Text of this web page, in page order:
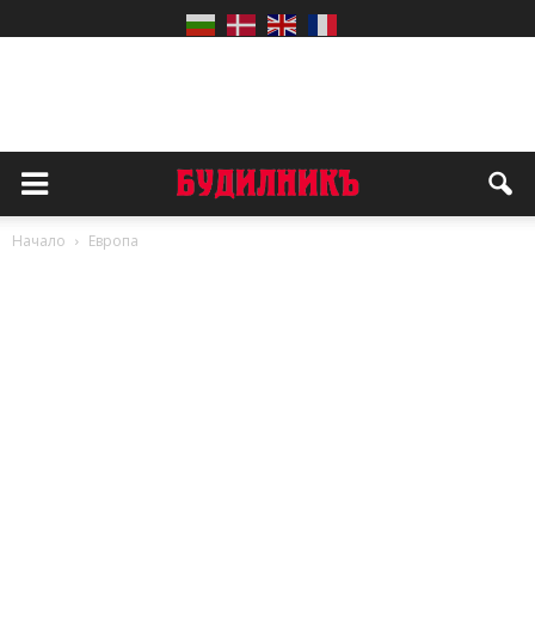
Начало Европа